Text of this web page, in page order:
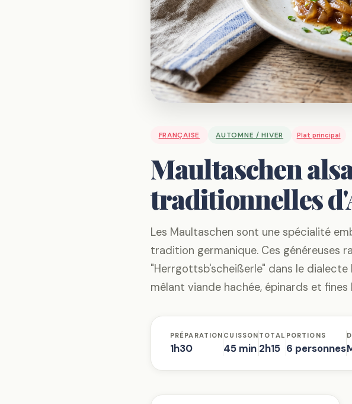
FRANÇAISE AUTOMNE / HIVER Plat principal
Maultaschen
traditionnelles
Les Maultaschen sont une spécialité
tradition germanique. Ces généreuses
"Herrgottsb'scheißerle" dans le
mêlant viande hachée, épinards et
PRÉPARATION
1h30
CUISSON
45 min
TOTAL
2h15
PORTIONS
6 personnes